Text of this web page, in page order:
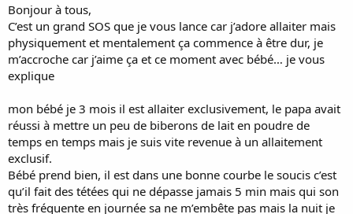
Bonjour à tous,
C’est un grand SOS que je vous lance car j’adore allaiter mais
physiquement et mentalement ça commence à être dur, je
m’accroche car j’aime ça et ce moment avec bébé… je vous
explique
mon bébé je 3 mois il est allaiter exclusivement, le papa avait
réussi à mettre un peu de biberons de lait en poudre de
temps en temps mais je suis vite revenue à un allaitement
exclusif.
Bébé prend bien, il est dans une bonne courbe le soucis c’est
qu’il fait des tétées qui ne dépasse jamais 5 min mais qui son
très fréquente en journée sa ne m’embête pas mais la nuit je